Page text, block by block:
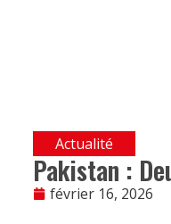
Actualité
Pakistan :
février 16, 2026